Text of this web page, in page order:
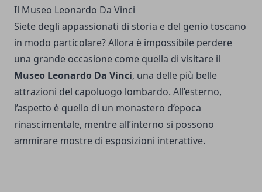
Il Museo Leonardo Da Vinci
Siete degli appassionati di storia e del genio toscano
in modo particolare? Allora è impossibile perdere
una grande occasione come quella di visitare il
Museo Leonardo Da Vinci, una delle più belle
attrazioni del capoluogo lombardo. All’esterno,
l’aspetto è quello di un monastero d’epoca
rinascimentale, mentre all’interno si possono
ammirare mostre di esposizioni interattive.